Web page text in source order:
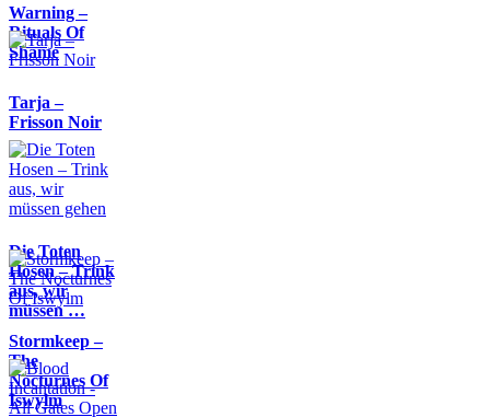
Warning –
Rituals Of
Shame
Tarja –
Frisson Noir
Die Toten
Hosen – Trink
aus, wir
müssen …
Stormkeep –
The
Nocturnes Of
Iswylm